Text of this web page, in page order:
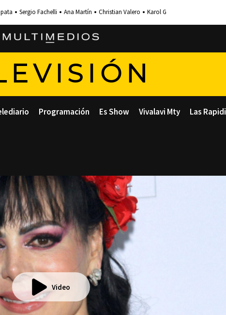
Sergio Fachelli Ana Martín Christian Valero Karol G
Programación Es Show Vivalavi Mty Las
Video